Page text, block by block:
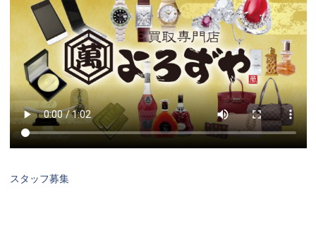
スタッフ募集